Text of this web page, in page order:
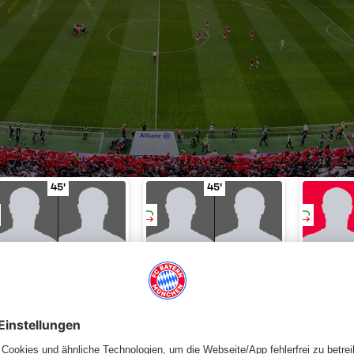
Farfán in Spielminute 37'
Wechsel Edu für Raúlin Spielminute 45'
45' Wechsel Baumjohann für
45'